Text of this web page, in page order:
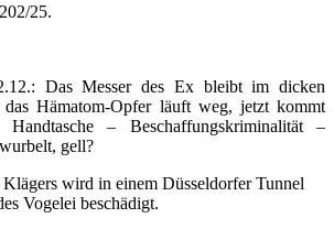
25.
Das Messer des Ex bleibt im dicken
das Hämatom-Opfer läuft weg, jetzt kommt
– Beschaffungskriminalität –
gell?
wird in einem Düsseldorfer Tunnel
Vogelei beschädigt.